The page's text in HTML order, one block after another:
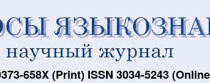
658X (Print) ISSN 3034-5243